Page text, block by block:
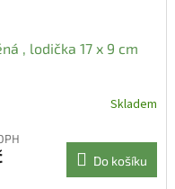
, lodička 17 x 9 cm
Skladem
Do košíku